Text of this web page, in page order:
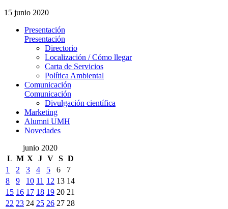
15 junio 2020
Presentación
Presentación
Directorio
Localización / Cómo llegar
Carta de Servicios
Política Ambiental
Comunicación
Comunicación
Divulgación científica
Marketing
Alumni UMH
Novedades
junio 2020
L M X J V S D
1
2 3 4 5 6
7
8
9 10 11 12 13 14
15 16 17 18 19 20 21
22 23 24 25 26 27 28